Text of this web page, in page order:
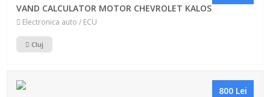
VAND CALCULATOR MOTOR CHEVROLET KALOS
Electronica auto / ECU
Cluj
800 Lei